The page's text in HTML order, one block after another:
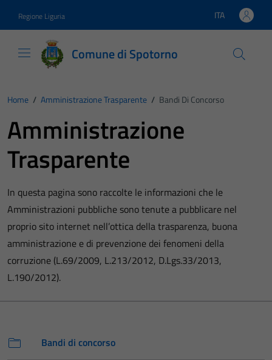
Regione Liguria Lingua attiva:
ITA
Comune di Spotorno
Home / Amministrazione Trasparente / Bandi Di Concorso
Amministrazione
Trasparente
In questa pagina sono raccolte le informazioni che le
Amministrazioni pubbliche sono tenute a pubblicare nel
proprio sito internet nell’ottica della trasparenza, buona
amministrazione e di prevenzione dei fenomeni della
corruzione (L.69/2009, L.213/2012, D.Lgs.33/2013,
L.190/2012).
Bandi di concorso